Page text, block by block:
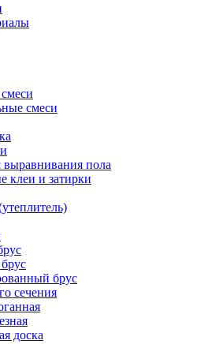
смеси
пола
клеи и затирки
брус
сечения
доска